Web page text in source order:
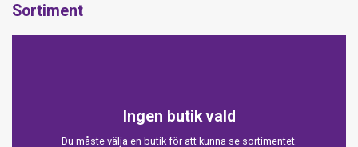
Sortiment
Ingen butik vald
Du måste välja en butik för att kunna se sortimentet.